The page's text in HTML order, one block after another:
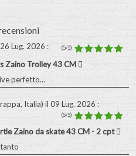
Lug. 2026 : (5/5)
Zaino Trolley 43 CM
perfetto...
Italia) il 09 Lug. 2026 :
(5/5)
Zaino da skate 43 CM - 2 cpt